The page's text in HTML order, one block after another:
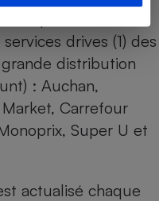
les produits sont
drives (1) des
distribution
: Auchan,
Carrefour
Super U et
actualisé chaque